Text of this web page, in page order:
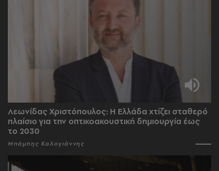
Λεωνίδας Χριστόπουλος: Η Ελλάδα χτίζει σταθερό
πλαίσιο για την οπτικοακουστική δημιουργία έως
το 2030
Μπάμπης Καλογιάννης